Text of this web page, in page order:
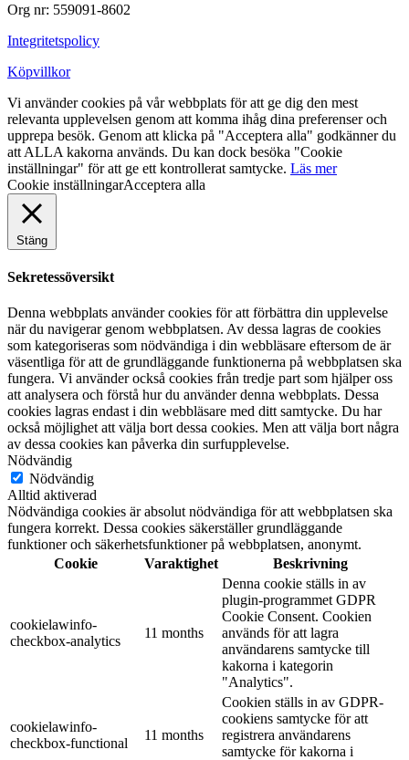
Org nr: 559091-8602
Integritetspolicy
Köpvillkor
Vi använder cookies på vår webbplats för att ge dig den mest
relevanta upplevelsen genom att komma ihåg dina preferenser och
upprepa besök. Genom att klicka på "Acceptera alla" godkänner du
att ALLA kakorna används. Du kan dock besöka "Cookie
inställningar" för att ge ett kontrollerat samtycke. Läs mer
Cookie inställningarAcceptera alla
Stäng
Sekretessöversikt
Denna webbplats använder cookies för att förbättra din upplevelse
när du navigerar genom webbplatsen. Av dessa lagras de cookies
som kategoriseras som nödvändiga i din webbläsare eftersom de är
väsentliga för att de grundläggande funktionerna på webbplatsen ska
fungera. Vi använder också cookies från tredje part som hjälper oss
att analysera och förstå hur du använder denna webbplats. Dessa
cookies lagras endast i din webbläsare med ditt samtycke. Du har
också möjlighet att välja bort dessa cookies. Men att välja bort några
av dessa cookies kan påverka din surfupplevelse.
Nödvändig
Nödvändig
Alltid aktiverad
Nödvändiga cookies är absolut nödvändiga för att webbplatsen ska
fungera korrekt. Dessa cookies säkerställer grundläggande
funktioner och säkerhetsfunktioner på webbplatsen, anonymt.
Cookie
Varaktighet Beskrivning
cookielawinfo-
checkbox-analytics
11 months
Denna cookie ställs in av
plugin-programmet GDPR
Cookie Consent. Cookien
används för att lagra
användarens samtycke till
kakorna i kategorin
"Analytics".
cookielawinfo-
checkbox-functional
11 months
Cookien ställs in av GDPR-
cookiens samtycke för att
registrera användarens
samtycke för kakorna i